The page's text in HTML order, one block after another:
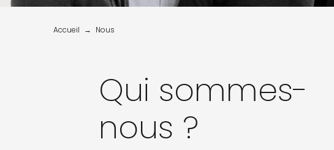
Accueil Nous
Qui sommes-
nous ?